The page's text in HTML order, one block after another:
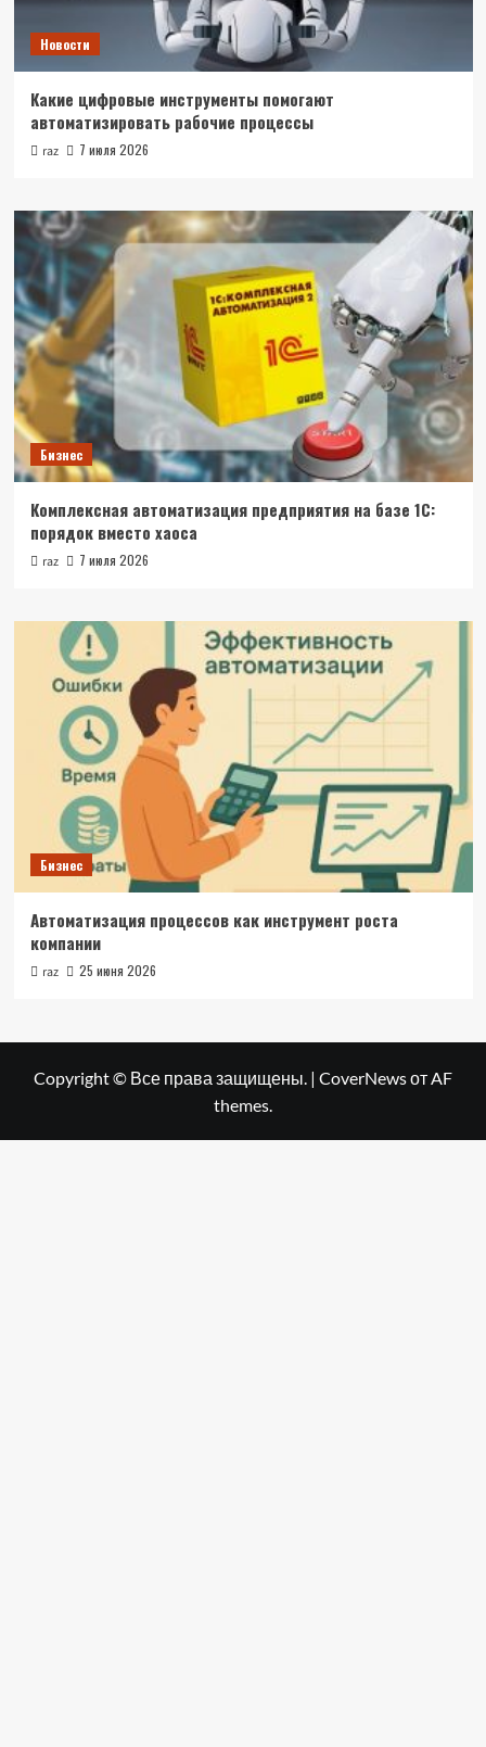
Новости
Какие цифровые инструменты помогают
автоматизировать рабочие процессы
raz 7 июля 2026
Бизнес
Комплексная автоматизация предприятия на базе 1С:
порядок вместо хаоса
raz 7 июля 2026
Бизнес
Автоматизация процессов как инструмент роста
компании
raz 25 июня 2026
Copyright © Все права защищены. | CoverNewsот AF
themes.